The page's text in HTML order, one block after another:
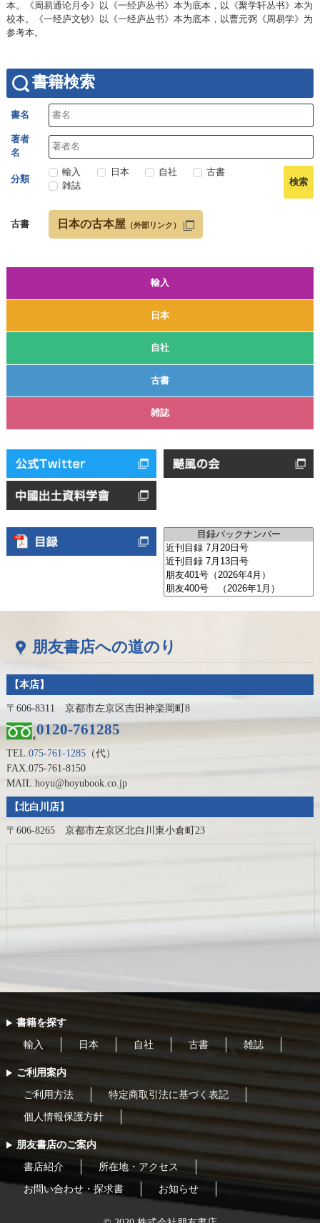
輸入
日本
自社
古書
雑誌
本。《周易通论月令》以《一经庐丛书》本为底本，以《聚学轩丛书》本为
校本。《一经庐文钞》以《一经庐丛书》本为底本，以曹元弼《周易学》为
参考本。
書籍検索
書名
著者
名
分類
輸入 日本 自社
古書
雑誌
古書 日本の古本屋 （外部リンク）
朋友書店への道のり
【本店】
〒606-8311 京都市左京区吉田神楽岡町8
0120-761285
TEL.075-761-1285（代）
FAX.075-761-8150
MAIL.hoyu@hoyubook.co.jp
【北白川店】
〒606-8265 京都市左京区北白川東小倉町23
書籍を探す
輸入 日本 自社 古書 雑誌
ご利用案内
ご利用方法 特定商取引法に基づく表記
個人情報保護方針
朋友書店のご案内
書店紹介 所在地・アクセス
お問い合わせ・探求書 お知らせ